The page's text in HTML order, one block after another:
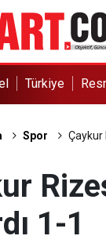
Türkiye
Spor Çaykur
1-1